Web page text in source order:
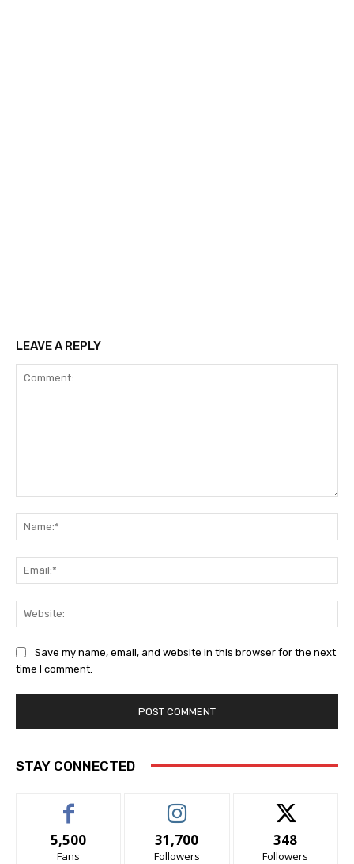
LEAVE A REPLY
Save my name, email, and website in this browser for the next
time I comment.
STAY CONNECTED
5,500
Fans
31,700
Followers
348
Followers